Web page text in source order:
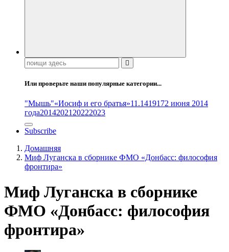
Поиск:
Или проверьте наши популярные категории...
"Мышь"«Иосиф и его братья»11.1419172 июня 2014
года2014202120222023
Subscribe
Домашняя
Миф Луганска в сборнике ФМО «Донбасс: философия
фронтира»
Миф Луганска в сборнике
ФМО «Донбасс: философия
фронтира»